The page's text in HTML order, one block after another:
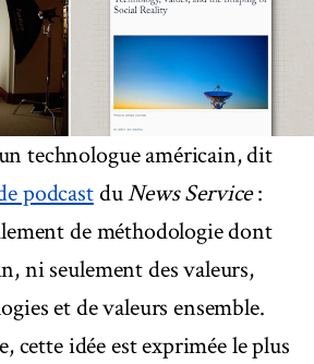
technologue américain, dit
podcastduNews Service:
de méthodologie dont
ni seulement des valeurs,
et de valeurs ensemble.
cette idée est exprimée le plus